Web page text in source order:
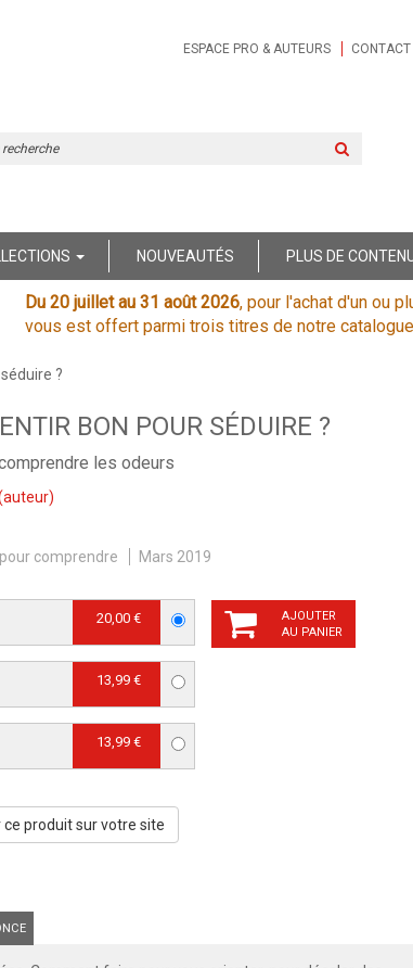
ESPACE PRO & AUTEURS CONTACT
NOUVEAUTÉS PLUS DE
Du 20 juillet au 31 août 2026, pour l'achat d'un ou
vous est offert parmi trois titres de notre
?
BON POUR SÉDUIRE ?
les odeurs
comprendre Mars 2019
20,00 €
13,99 €
13,99 €
AJOUTER
AU PANIER
produit sur votre site